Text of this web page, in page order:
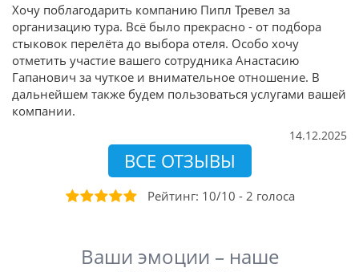
Хочу поблагодарить компанию Пипл Тревел за
организацию тура. Всё было прекрасно - от подбора
стыковок перелёта до выбора отеля. Особо хочу
отметить участие вашего сотрудника Анастасию
Гапанович за чуткое и внимательное отношение. В
дальнейшем также будем пользоваться услугами вашей
компании.
14.12.2025
ВСЕ ОТЗЫВЫ
Рейтинг: 10/10 - 2 голоса
Ваши эмоции – наше